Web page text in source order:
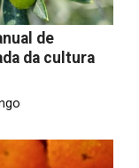
de
da cultura